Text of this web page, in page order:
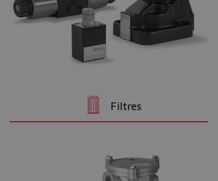
Filtres